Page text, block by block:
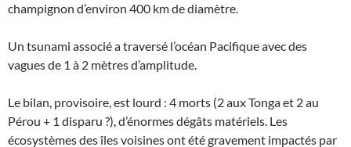
champignon d’environ 400 km de diamètre.
Un tsunami associé a traversé l’océan Pacifique avec des
vagues de 1 à 2 mètres d’amplitude.
Le bilan, provisoire, est lourd : 4 morts (2 aux Tonga et 2 au
Pérou + 1 disparu ?), d’énormes dégâts matériels. Les
écosystèmes des îles voisines ont été gravement impactés par